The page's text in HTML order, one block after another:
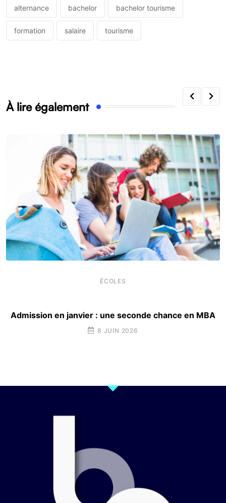
alternance bachelor bachelor tourisme
formation salaire tourisme
À lire également
ÉCOLES
Admission en janvier : une seconde chance en MBA
8 JUIN 2026